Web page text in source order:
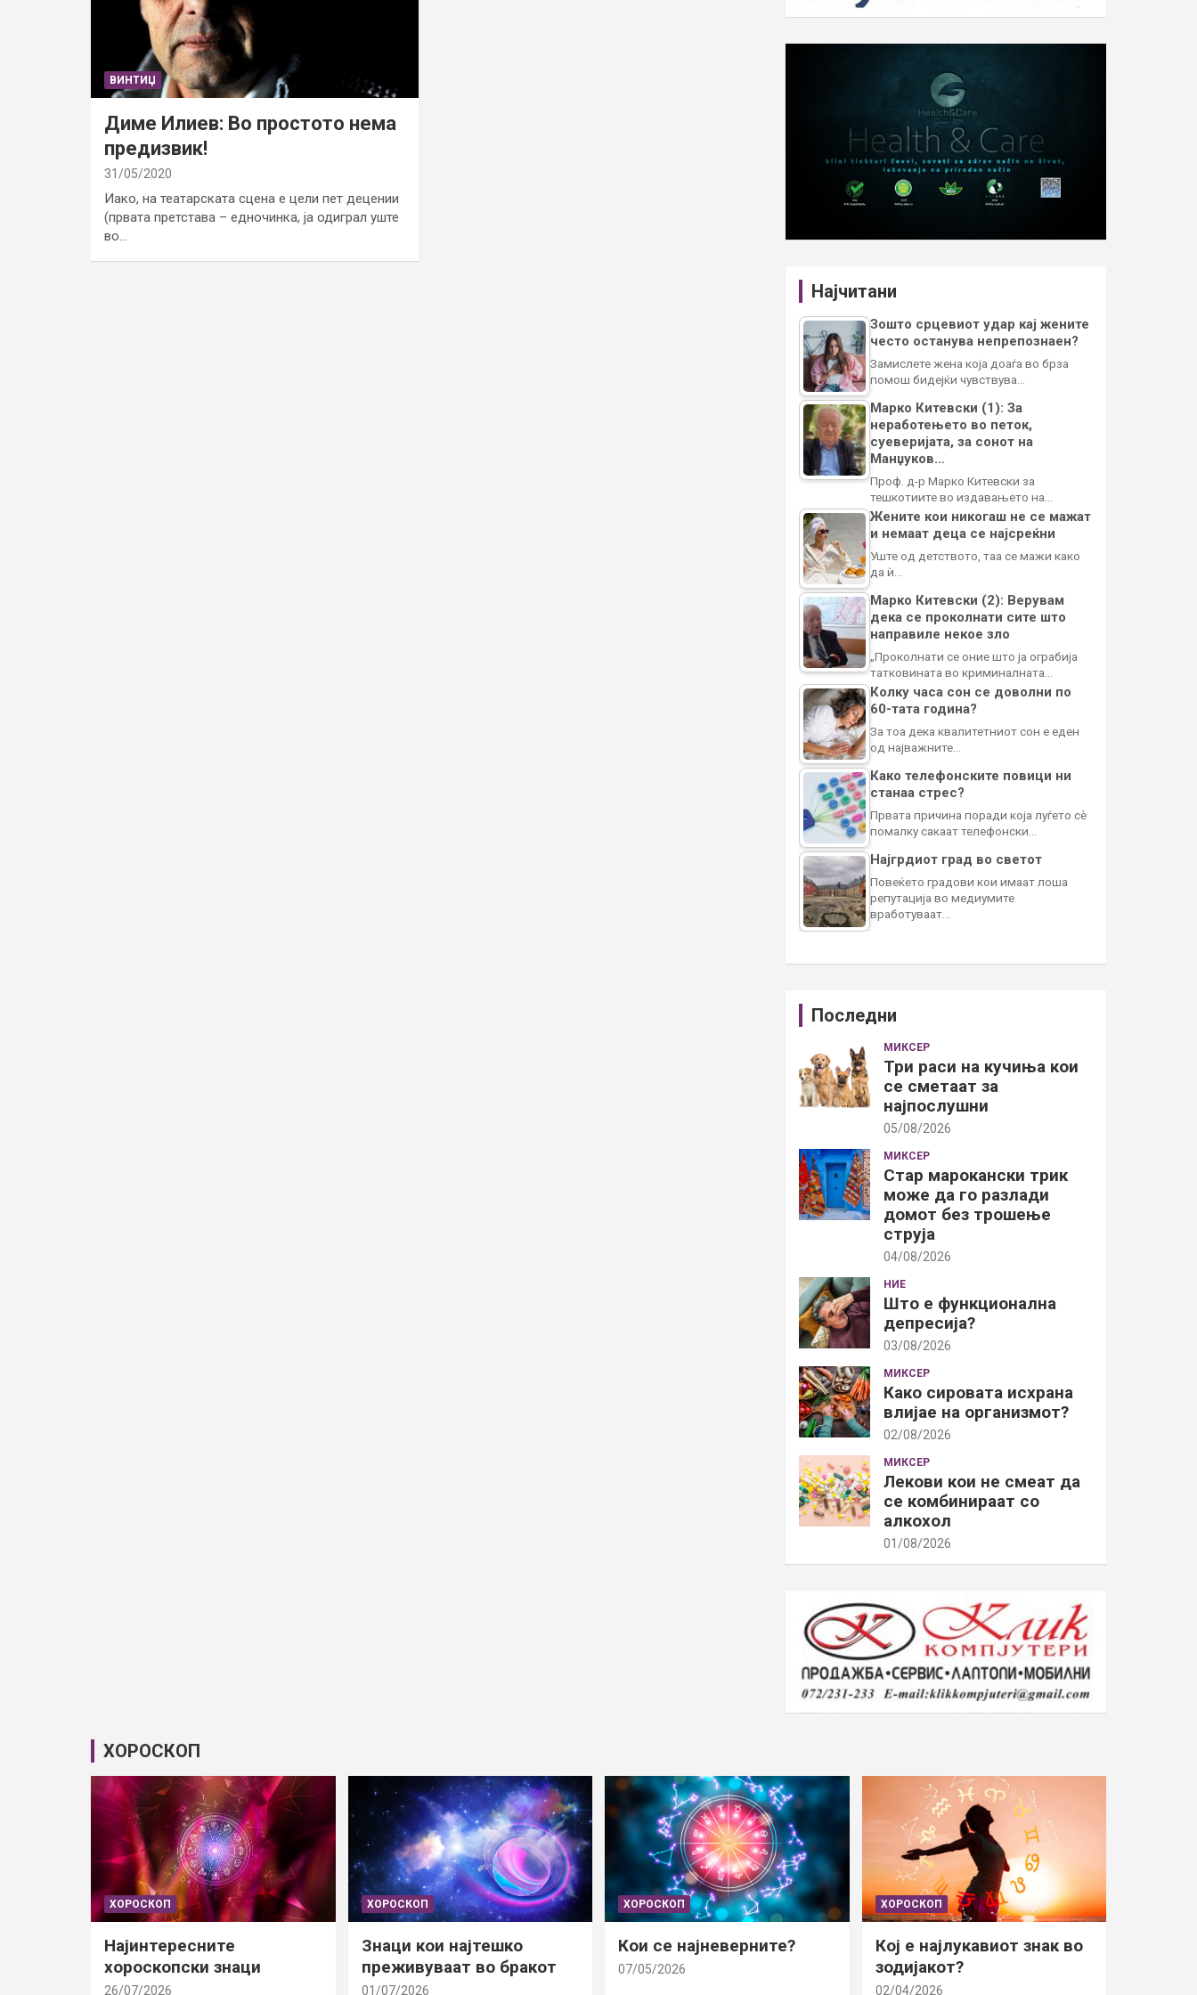
ВИНТИЏ
Диме Илиев: Во простото нема
предизвик!
31/05/2020
Иако, на театарската сцена е цели пет децении
(првата претстава – едночинка, ја одиграл уште
во…
Најчитани
Зошто срцевиот удар кај жените
често останува непрепознаен?
Замислете жена која доаѓа во брза
помош бидејќи чувствува…
Марко Китевски (1): За
неработењето во петок,
суеверијата, за сонот на
Манџуков…
Проф. д-р Марко Китевски за
тешкотиите во издавањето на…
Жените кои никогаш не се мажат
и немаат деца се најсреќни
Уште од детството, таа се мажи како
да ѝ…
Марко Китевски (2): Верувам
дека се проколнати сите што
направиле некое зло
„Проколнати се оние што ја ограбија
татковината во криминалната…
Колку часа сон се доволни по
60-тата година?
За тоа дека квалитетниот сон е еден
од најважните…
Како телефонските повици ни
станаа стрес?
Првата причина поради која луѓето сè
помалку сакаат телефонски…
Најгрдиот град во светот
Повеќето градови кои имаат лоша
репутација во медиумите
вработуваат…
Последни
МИКСЕР
Три раси на кучиња кои
се сметаат за
најпослушни
05/08/2026
МИКСЕР
Стар марокански трик
може да го разлади
домот без трошење
струја
04/08/2026
НИЕ
Што е функционална
депресија?
03/08/2026
МИКСЕР
Како сировата исхрана
влијае на организмот?
02/08/2026
МИКСЕР
Лекови кои не смеат да
се комбинираат со
алкохол
01/08/2026
ХОРОСКОП
ХОРОСКОП
Најинтересните
хороскопски знаци
26/07/2026
ХОРОСКОП
Знаци кои најтешко
преживуваат во бракот
01/07/2026
ХОРОСКОП
Кои се најневерните?
07/05/2026
ХОРОСКОП
Кој е најлукавиот знак во
зодијакот?
02/04/2026